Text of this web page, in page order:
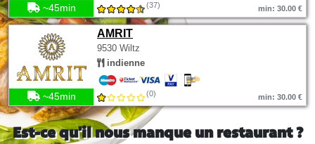
~45min (37) min: 30.00 €
AMRIT
9530 Wiltz
indienne
~45min (0) min: 30.00 €
Est-ce qu'il nous manque un restaurant ?